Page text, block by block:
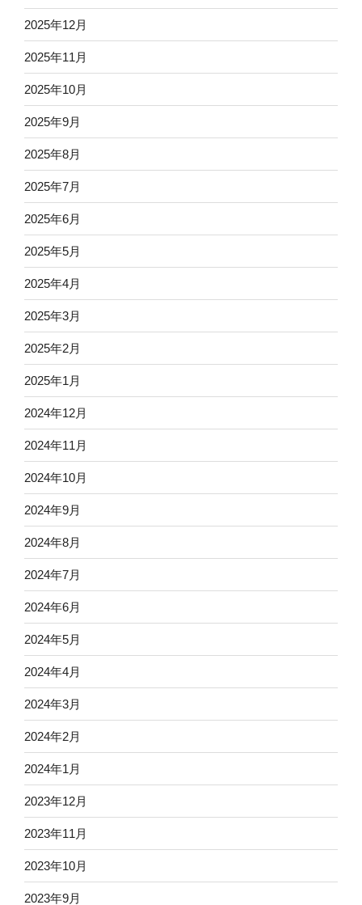
2025年12月
2025年11月
2025年10月
2025年9月
2025年8月
2025年7月
2025年6月
2025年5月
2025年4月
2025年3月
2025年2月
2025年1月
2024年12月
2024年11月
2024年10月
2024年9月
2024年8月
2024年7月
2024年6月
2024年5月
2024年4月
2024年3月
2024年2月
2024年1月
2023年12月
2023年11月
2023年10月
2023年9月